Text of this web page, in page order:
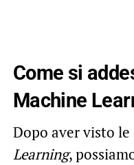
Come si
Machine
Dopo aver visto
Learning,